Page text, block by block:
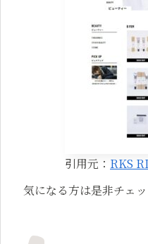
引用元： RKS
気になる方は是非チェ